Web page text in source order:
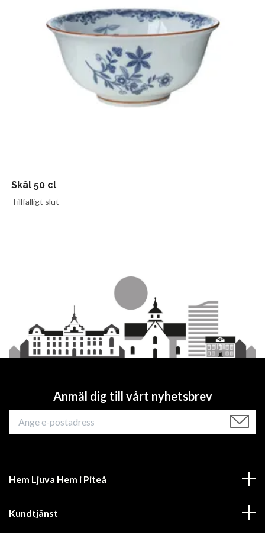
Skål 50 cl
Tillfälligt slut
Anmäl dig till vårt nyhetsbrev
Hem Ljuva Hem i Piteå
Kundtjänst